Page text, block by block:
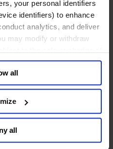
your personal identifiers
identifiers) to enhance
analytics, and deliver
may modify or withdraw
by clicking “Do Not
in the footer of
of each device and each
and retention terms
personal information see
all
all
融市场
3行业